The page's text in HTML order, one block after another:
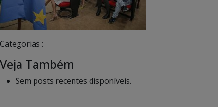
Categorias :
Veja Também
Sem posts recentes disponíveis.